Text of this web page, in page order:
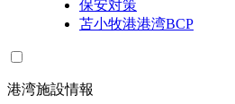
保安対策
苫小牧港港湾BCP
港湾施設情報